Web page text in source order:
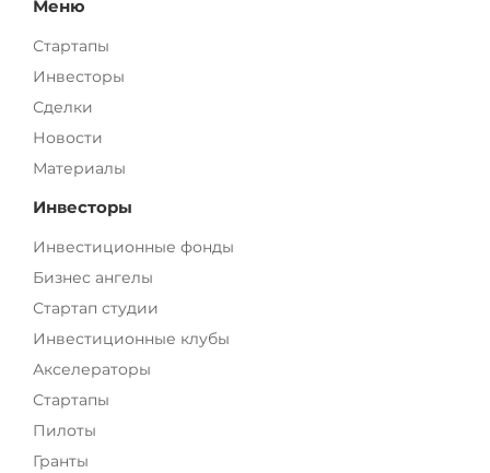
Меню
Стартапы
Инвесторы
Сделки
Новости
Материалы
Инвесторы
Инвестиционные фонды
Бизнес ангелы
Стартап студии
Инвестиционные клубы
Акселераторы
Стартапы
Пилоты
Гранты